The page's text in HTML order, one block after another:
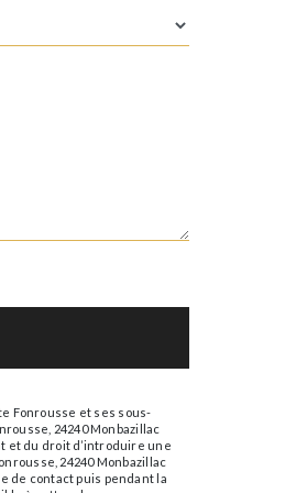
Fonrousse et ses sous-
24240 Monbazillac
et du droit d’introduire une
24240 Monbazillac
de contact puis pendant la